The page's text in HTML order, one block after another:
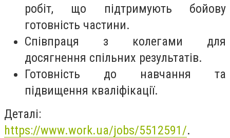
робіт, що підтримують бойову
готовність частини.
Співпраця з колегами для
досягнення спільних результатів.
Готовність до навчання та
підвищення кваліфікації.
Деталі:
https://www.work.ua/jobs/5512591/.